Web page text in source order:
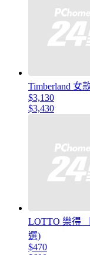
Timberland 女
$3,130
$3,430
LOTTO 樂得
選)
$470